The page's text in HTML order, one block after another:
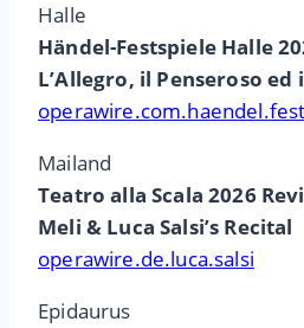
Halle
Händel-Festspiele Halle
L’Allegro, il Penseroso
Mailand
Teatro alla Scala 2026
Meli & Luca Salsi’s Recital
operawire.de.luca.salsi
Epidaurus